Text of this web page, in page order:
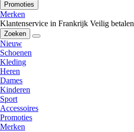
Promoties
Merken
Klantenservice in Frankrijk Veilig betalen
Zoeken
Nieuw
Schoenen
Kleding
Heren
Dames
Kinderen
Sport
Accessoires
Promoties
Merken